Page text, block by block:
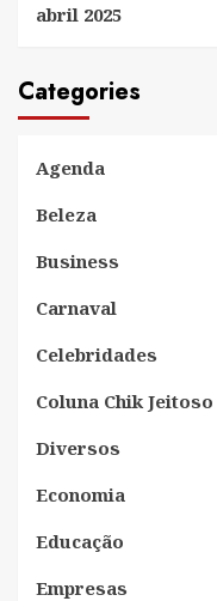
abril 2025
Categories
Agenda
Beleza
Business
Carnaval
Celebridades
Coluna Chik Jeitoso
Diversos
Economia
Educação
Empresas